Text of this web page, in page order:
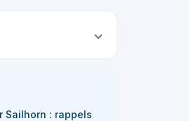
Sailhorn : rappels